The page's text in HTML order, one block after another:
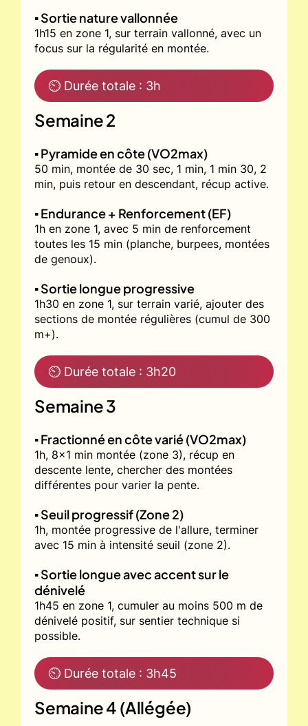
▪️ Sortie nature vallonnée
1h15 en zone 1, sur terrain vallonné, avec un
focus sur la régularité en montée.
⏲ Durée totale : 3h
Semaine 2
▪️ Pyramide en côte (VO2max)
50 min, montée de 30 sec, 1 min, 1 min 30, 2
min, puis retour en descendant, récup active.
▪️ Endurance + Renforcement (EF)
1h en zone 1, avec 5 min de renforcement
toutes les 15 min (planche, burpees, montées
de genoux).
▪️ Sortie longue progressive
1h30 en zone 1, sur terrain varié, ajouter des
sections de montée régulières (cumul de 300
m+).
⏲ Durée totale : 3h20
Semaine 3
▪️ Fractionné en côte varié (VO2max)
1h, 8x1 min montée (zone 3), récup en
descente lente, chercher des montées
différentes pour varier la pente.
▪️ Seuil progressif (Zone 2)
1h, montée progressive de l'allure, terminer
avec 15 min à intensité seuil (zone 2).
▪️ Sortie longue avec accent sur le
dénivelé
1h45 en zone 1, cumuler au moins 500 m de
dénivelé positif, sur sentier technique si
possible.
⏲ Durée totale : 3h45
Semaine 4 (Allégée)